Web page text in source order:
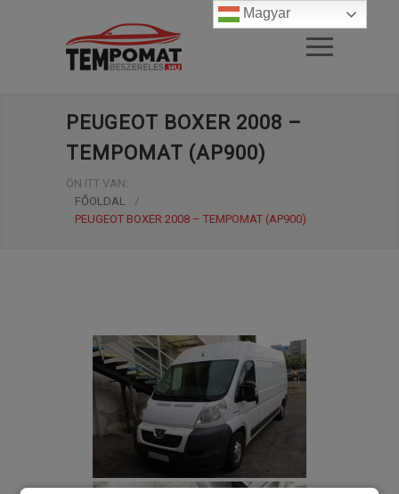
PEUGEOT BOXER 2008 –
TEMPOMAT (AP900)
ÖN ITT VAN:
FŐOLDAL
/
PEUGEOT BOXER 2008 – TEMPOMAT (AP900)
Magyar